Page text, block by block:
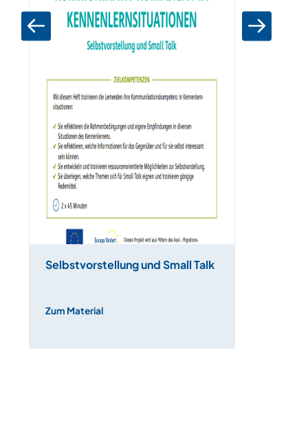
Selbstvorstellung und Small Talk
Zum Material